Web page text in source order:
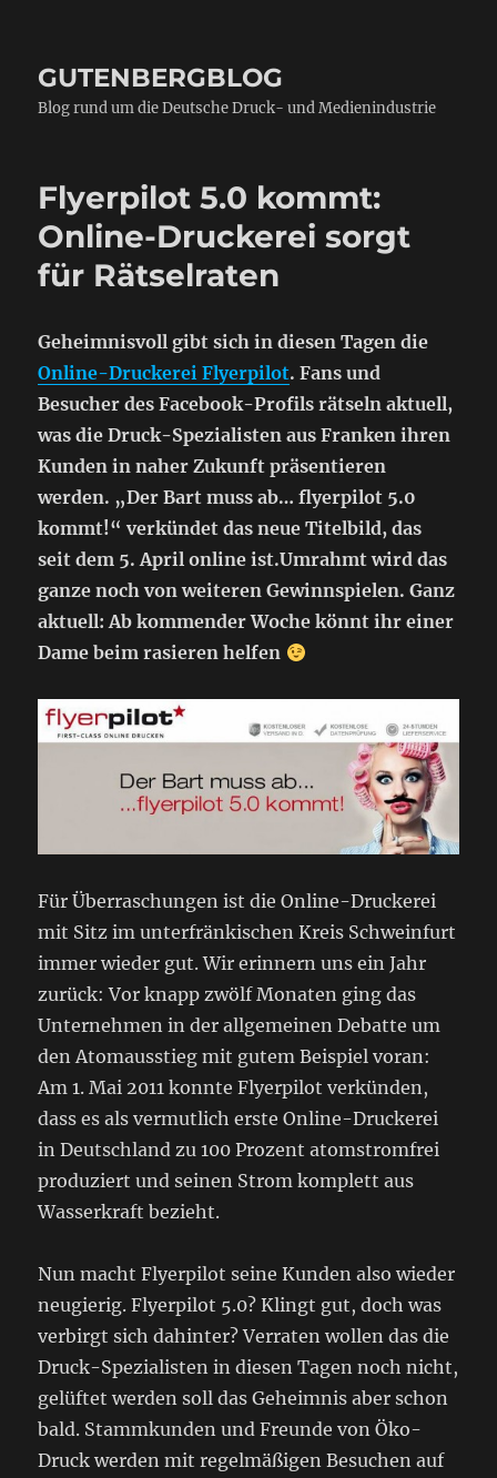
GUTENBERGBLOG
Blog rund um die Deutsche Druck- und Medienindustrie
Flyerpilot 5.0 kommt:
Online-Druckerei sorgt
für Rätselraten
Geheimnisvoll gibt sich in diesen Tagen die
Online-Druckerei Flyerpilot. Fans und
Besucher des Facebook-Profils rätseln aktuell,
was die Druck-Spezialisten aus Franken ihren
Kunden in naher Zukunft präsentieren
werden. „Der Bart muss ab… flyerpilot 5.0
kommt!“ verkündet das neue Titelbild, das
seit dem 5. April online ist.Umrahmt wird das
ganze noch von weiteren Gewinnspielen. Ganz
aktuell: Ab kommender Woche könnt ihr einer
Dame beim rasieren helfen
Für Überraschungen ist die Online-Druckerei
mit Sitz im unterfränkischen Kreis Schweinfurt
immer wieder gut. Wir erinnern uns ein Jahr
zurück: Vor knapp zwölf Monaten ging das
Unternehmen in der allgemeinen Debatte um
den Atomausstieg mit gutem Beispiel voran:
Am 1. Mai 2011 konnte Flyerpilot verkünden,
dass es als vermutlich erste Online-Druckerei
in Deutschland zu 100 Prozent atomstromfrei
produziert und seinen Strom komplett aus
Wasserkraft bezieht.
Nun macht Flyerpilot seine Kunden also wieder
neugierig. Flyerpilot 5.0? Klingt gut, doch was
verbirgt sich dahinter? Verraten wollen das die
Druck-Spezialisten in diesen Tagen noch nicht,
gelüftet werden soll das Geheimnis aber schon
bald. Stammkunden und Freunde von Öko-
Druck werden mit regelmäßigen Besuchen auf